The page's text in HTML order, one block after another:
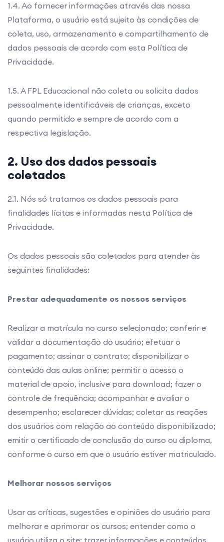
1.4. Ao fornecer informações através das nossa
Plataforma, o usuário está sujeito às condições de
coleta, uso, armazenamento e compartilhamento de
dados pessoais de acordo com esta Política de
Privacidade.
1.5. A FPL Educacional não coleta ou solicita dados
pessoalmente identificáveis de crianças, exceto
quando permitido e sempre de acordo com a
respectiva legislação.
2. Uso dos dados pessoais
coletados
2.1. Nós só tratamos os dados pessoais para
finalidades lícitas e informadas nesta Política de
Privacidade.
Os dados pessoais são coletados para atender às
seguintes finalidades:
Prestar adequadamente os nossos serviços
Realizar a matrícula no curso selecionado; conferir e
validar a documentação do usuário; efetuar o
pagamento; assinar o contrato; disponibilizar o
conteúdo das aulas online; permitir o acesso o
material de apoio, inclusive para download; fazer o
controle de frequência; acompanhar e avaliar o
desempenho; esclarecer dúvidas; coletar as reações
dos usuários com relação ao conteúdo disponibilizado;
emitir o certificado de conclusão do curso ou diploma,
conforme o curso em que o usuário estiver matriculado.
Melhorar nossos serviços
Usar as críticas, sugestões e opiniões do usuário para
melhorar e aprimorar os cursos; entender como o
usuário utiliza o site; trazer informações e conteúdos